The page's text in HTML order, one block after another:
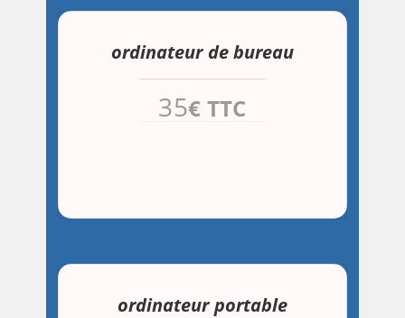
ordinateur de bureau
35€ TTC
ordinateur portable